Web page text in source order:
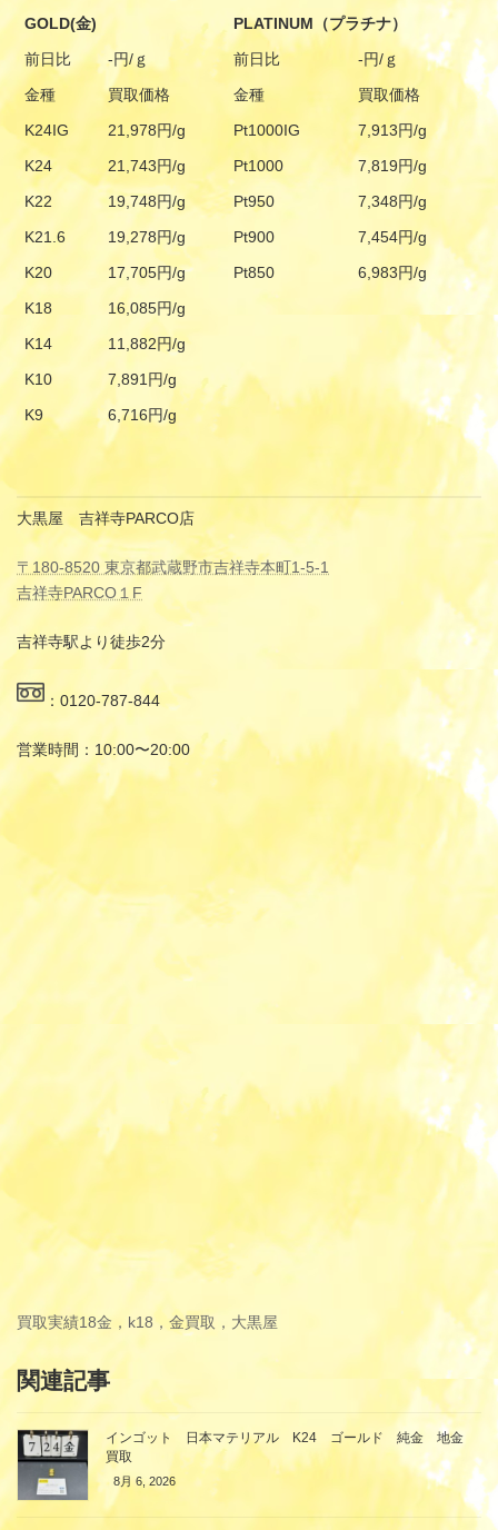
GOLD(金)
PLATINUM（プラチナ）
前日比
-円/ｇ 前日比
-円/ｇ
金種
買取価格 金種
買取価格
K24IG
21,978円/g Pt1000IG
7,913円/g
K24
21,743円/g Pt1000
7,819円/g
K22
19,748円/g Pt950
7,348円/g
K21.6
19,278円/g Pt900
7,454円/g
K20
17,705円/g Pt850
6,983円/g
K18
16,085円/g
K14
11,882円/g
K10
7,891円/g
K9
6,716円/g
大黒屋 吉祥寺PARCO店
〒180-8520 東京都武蔵野市吉祥寺本町1-5-1
吉祥寺PARCO１F
吉祥寺駅より徒歩2分
：0120-787-844
営業時間：10:00〜20:00
買取実績18金，k18，金買取，大黒屋
関連記事
インゴット 日本マテリアル K24 ゴールド 純金 地金
買取
8月 6, 2026